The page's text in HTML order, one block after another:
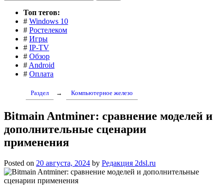
Toп тегов:
# Windows 10
# Ростелеком
# Игры
# IP-TV
# Обзор
# Android
# Оплата
Раздел → Компьютерное железо
Bitmain Antminer: сравнение моделей и
дополнительные сценарии
применения
Posted on 20 августа, 2024 by Редакция 2dsl.ru